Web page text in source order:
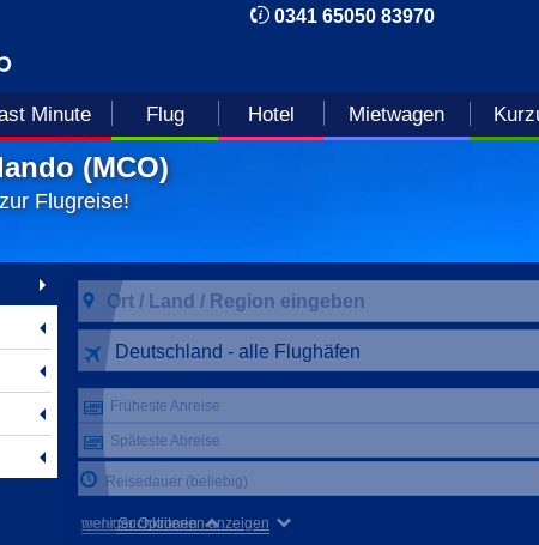
0341 65050 83970
Minute Flug Hotel Mietwagen
(MCO)
Flugreise!
Deutschland - alle Flughäfen
Früheste Anreise
Späteste Abreise
Reisedauer (beliebig)
mehr Suchkriterien anzeigen
weniger Optionen